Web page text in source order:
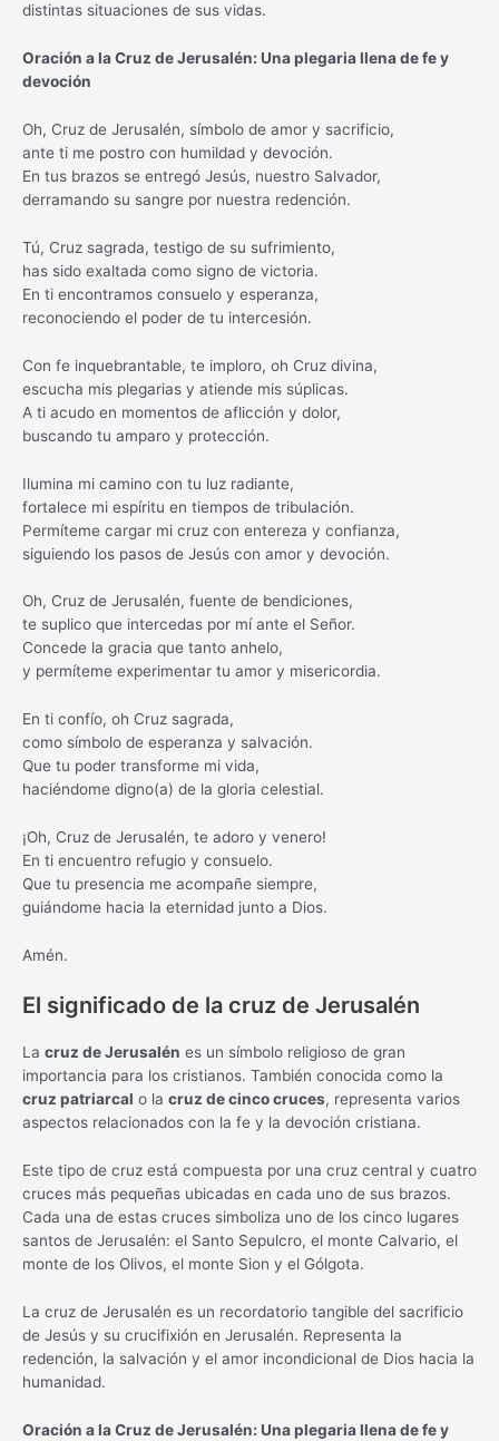
distintas situaciones de sus vidas.
Oración a la Cruz de Jerusalén: Una plegaria llena de fe y
devoción
Oh, Cruz de Jerusalén, símbolo de amor y sacrificio,
ante ti me postro con humildad y devoción.
En tus brazos se entregó Jesús, nuestro Salvador,
derramando su sangre por nuestra redención.
Tú, Cruz sagrada, testigo de su sufrimiento,
has sido exaltada como signo de victoria.
En ti encontramos consuelo y esperanza,
reconociendo el poder de tu intercesión.
Con fe inquebrantable, te imploro, oh Cruz divina,
escucha mis plegarias y atiende mis súplicas.
A ti acudo en momentos de aflicción y dolor,
buscando tu amparo y protección.
Ilumina mi camino con tu luz radiante,
fortalece mi espíritu en tiempos de tribulación.
Permíteme cargar mi cruz con entereza y confianza,
siguiendo los pasos de Jesús con amor y devoción.
Oh, Cruz de Jerusalén, fuente de bendiciones,
te suplico que intercedas por mí ante el Señor.
Concede la gracia que tanto anhelo,
y permíteme experimentar tu amor y misericordia.
En ti confío, oh Cruz sagrada,
como símbolo de esperanza y salvación.
Que tu poder transforme mi vida,
haciéndome digno(a) de la gloria celestial.
¡Oh, Cruz de Jerusalén, te adoro y venero!
En ti encuentro refugio y consuelo.
Que tu presencia me acompañe siempre,
guiándome hacia la eternidad junto a Dios.
Amén.
El significado de la cruz de Jerusalén
La cruz de Jerusalén es un símbolo religioso de gran
importancia para los cristianos. También conocida como la
cruz patriarcal o la cruz de cinco cruces, representa varios
aspectos relacionados con la fe y la devoción cristiana.
Este tipo de cruz está compuesta por una cruz central y cuatro
cruces más pequeñas ubicadas en cada uno de sus brazos.
Cada una de estas cruces simboliza uno de los cinco lugares
santos de Jerusalén: el Santo Sepulcro, el monte Calvario, el
monte de los Olivos, el monte Sion y el Gólgota.
La cruz de Jerusalén es un recordatorio tangible del sacrificio
de Jesús y su crucifixión en Jerusalén. Representa la
redención, la salvación y el amor incondicional de Dios hacia la
humanidad.
Oración a la Cruz de Jerusalén: Una plegaria llena de fe y